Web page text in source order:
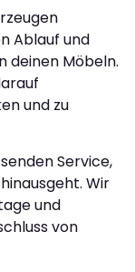
Ablauf und
deinen Möbeln.
und zu
Service,
Wir
und
von